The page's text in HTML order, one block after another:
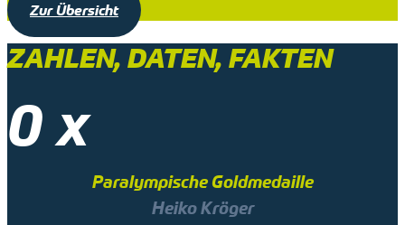
Zur Übersicht
ZAHLEN, DATEN, FAKTEN
0x
Paralympische Goldmedaille
Heiko Kröger